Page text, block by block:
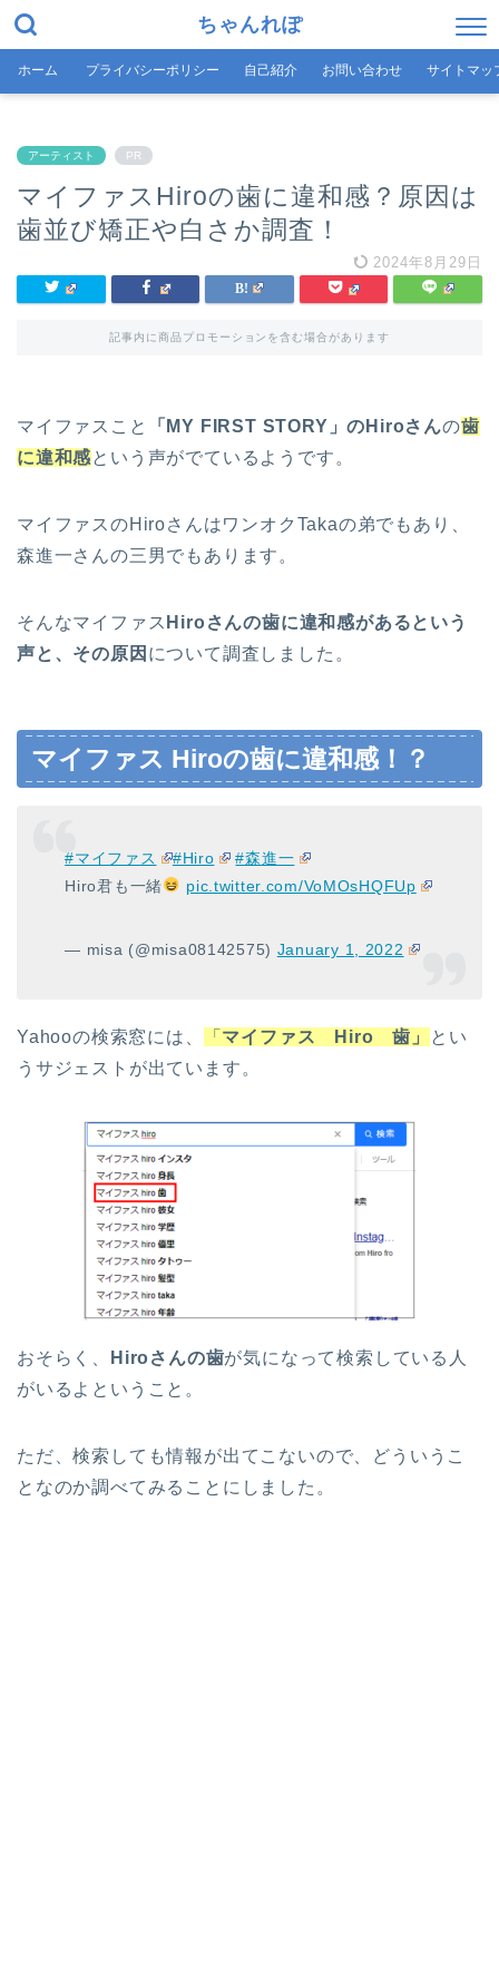
ちゃんれぽ
ホーム プライバシーポリシー 自己紹介 お問い合わせ サイトマッ
アーティスト PR
マイファスHiroの歯に違和感？原因は
歯並び矯正や白さか調査！
2024年8月29日
記事内に商品プロモーションを含む場合があります
マイファスこと 「MY FIRST STORY」のHiroさんの歯
に違和感という声がでているようです。
マイファスのHiroさんはワンオクTakaの弟でもあり、
森進一さんの三男でもあります。
そんなマイファス Hiroさんの歯に違和感があるという
声と、その原因 について調査しました。
マイファス Hiroの歯に違和感！？
#マイファス #Hiro
#森進一
Hiro君も一緒
pic.twitter.com/VoMOsHQFUp
— misa (@misa08142575) January 1, 2022
Yahooの検索窓には、 「 マイファス Hiro 歯」
とい
うサジェストが出ています。
おそらく、 Hiroさんの歯が気になって検索している人
がいるよということ。
ただ、検索しても情報が出てこないので、どういうこ
となのか調べてみることにしました。